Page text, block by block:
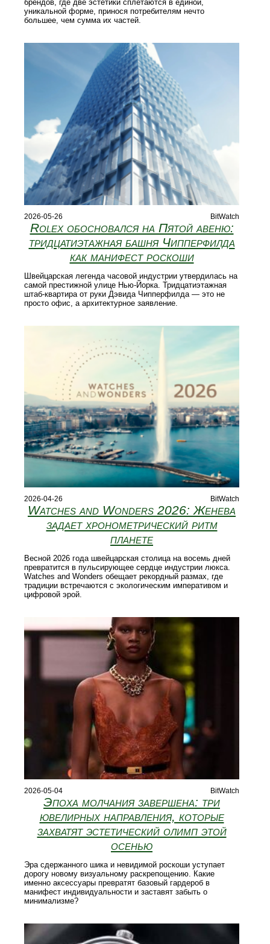
брендов, где две эстетики сплетаются в единой,
уникальной форме, принося потребителям нечто
большее, чем сумма их частей.
2026-05-26 BitWatch
Rolex обосновался на Пятой авеню:
тридцатиэтажная башня Чипперфилда
как манифест роскоши
Швейцарская легенда часовой индустрии утвердилась на
самой престижной улице Нью-Йорка. Тридцатиэтажная
штаб-квартира от руки Дэвида Чипперфилда — это не
просто офис, а архитектурное заявление.
2026-04-26 BitWatch
Watches and Wonders 2026: Женева
задает хронометрический ритм
планете
Весной 2026 года швейцарская столица на восемь дней
превратится в пульсирующее сердце индустрии люкса.
Watches and Wonders обещает рекордный размах, где
традиции встречаются с экологическим императивом и
цифровой эрой.
2026-05-04 BitWatch
Эпоха молчания завершена: три
ювелирных направления, которые
захватят эстетический олимп этой
осенью
Эра сдержанного шика и невидимой роскоши уступает
дорогу новому визуальному раскрепощению. Какие
именно аксессуары превратят базовый гардероб в
манифест индивидуальности и заставят забыть о
минимализме?